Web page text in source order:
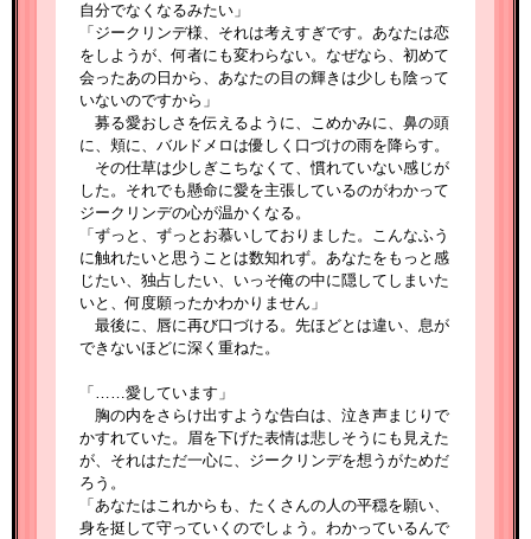
自分でなくなるみたい」
「ジークリンデ様、それは考えすぎです。あなたは恋
をしようが、何者にも変わらない。なぜなら、初めて
会ったあの日から、あなたの目の輝きは少しも陰って
いないのですから」
募る愛おしさを伝えるように、こめかみに、鼻の頭
に、頬に、バルドメロは優しく口づけの雨を降らす。
その仕草は少しぎこちなくて、慣れていない感じが
した。それでも懸命に愛を主張しているのがわかって
ジークリンデの心が温かくなる。
「ずっと、ずっとお慕いしておりました。こんなふう
に触れたいと思うことは数知れず。あなたをもっと感
じたい、独占したい、いっそ俺の中に隠してしまいた
いと、何度願ったかわかりません」
最後に、唇に再び口づける。先ほどとは違い、息が
できないほどに深く重ねた。
「……愛しています」
胸の内をさらけ出すような告白は、泣き声まじりで
かすれていた。眉を下げた表情は悲しそうにも見えた
が、それはただ一心に、ジークリンデを想うがためだ
ろう。
「あなたはこれからも、たくさんの人の平穏を願い、
身を挺して守っていくのでしょう。わかっているんで